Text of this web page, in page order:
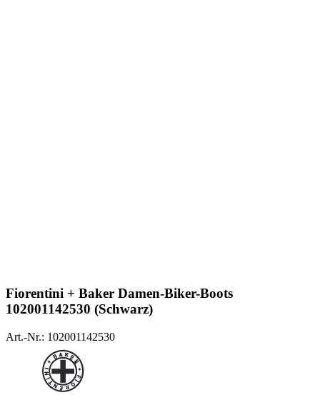
Fiorentini + Baker Damen-Biker-Boots
102001142530 (Schwarz)
Art.-Nr.: 102001142530